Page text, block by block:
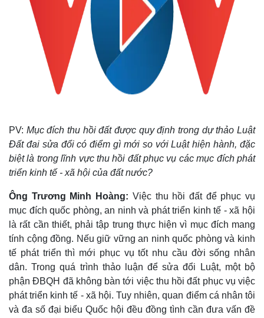
PV: Mục đích thu hồi đất được quy định trong dự thảo Luật
Đất đai sửa đổi có điểm gì mới so với Luật hiện hành, đặc
biệt là trong lĩnh vực thu hồi đất phục vụ các mục đích phát
triển kinh tế - xã hội của đất nước?
Ông Trương Minh Hoàng: Việc thu hồi đất để phục vụ
mục đích quốc phòng, an ninh và phát triển kinh tế - xã hội
là rất cần thiết, phải tập trung thực hiện vì mục đích mang
tính cộng đồng. Nếu giữ vững an ninh quốc phòng và kinh
tế phát triển thì mới phục vụ tốt nhu cầu đời sống nhân
dân. Trong quá trình thảo luận để sửa đổi Luật, một bộ
phận ĐBQH đã không bàn tới việc thu hồi đất phục vụ việc
phát triển kinh tế - xã hội. Tuy nhiên, quan điểm cá nhân tôi
và đa số đại biểu Quốc hội đều đồng tình cần đưa vấn đề